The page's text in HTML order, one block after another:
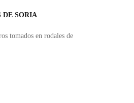
DE SORIA
tomados en rodales de